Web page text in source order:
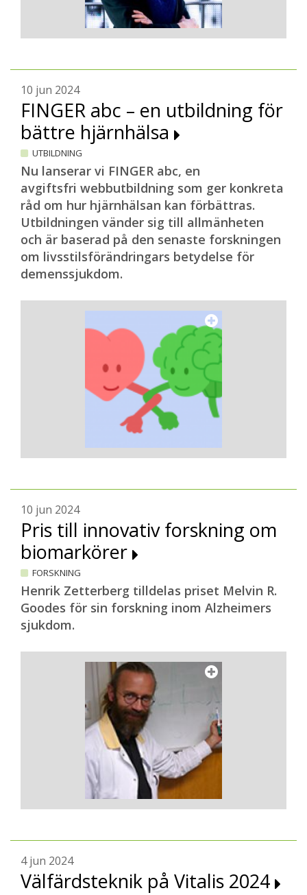
10 jun 2024
FINGER abc – en utbildning för
bättre hjärnhälsa
UTBILDNING
Nu lanserar vi FINGER abc, en
avgiftsfri webbutbildning som ger konkreta
råd om hur hjärnhälsan kan förbättras.
Utbildningen vänder sig till allmänheten
och är baserad på den senaste forskningen
om livsstilsförändringars betydelse för
demenssjukdom.
10 jun 2024
Pris till innovativ forskning om
biomarkörer
FORSKNING
Henrik Zetterberg tilldelas priset Melvin R.
Goodes för sin forskning inom Alzheimers
sjukdom.
4 jun 2024
Välfärdsteknik på Vitalis 2024